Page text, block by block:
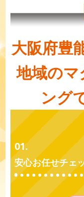
大阪府豊
地域の
ング
01.
安心お任せチェ